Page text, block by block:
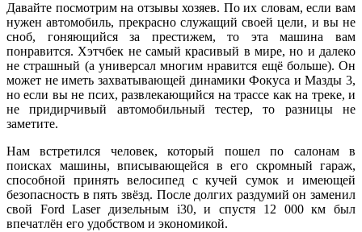
Давайте посмотрим на отзывы хозяев. По их словам, если вам
нужен автомобиль, прекрасно служащий своей цели, и вы не
сноб, гоняющийся за престижем, то эта машина вам
понравится. Хэтчбек не самый красивый в мире, но и далеко
не страшный (а универсал многим нравится ещё больше). Он
может не иметь захватывающей динамики Фокуса и Мазды 3,
но если вы не псих, развлекающийся на трассе как на треке, и
не придирчивый автомобильный тестер, то разницы не
заметите.
Нам встретился человек, который пошел по салонам в
поисках машины, вписывающейся в его скромный гараж,
способной принять велосипед с кучей сумок и имеющей
безопасность в пять звёзд. После долгих раздумий он заменил
свой Ford Laser дизельным i30, и спустя 12 000 км был
впечатлён его удобством и экономикой.